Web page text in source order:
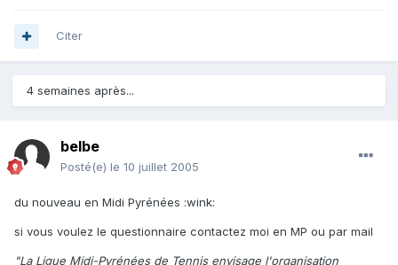
Citer
4 semaines après...
belbe
Posté(e) le 10 juillet 2005
du nouveau en Midi Pyrénées :wink:
si vous voulez le questionnaire contactez moi en MP ou par mail
"La Ligue Midi-Pyrénées de Tennis envisage l'organisation